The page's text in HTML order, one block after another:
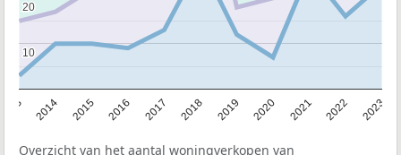
2014 2015 2016 2017 2018 2019 2020 2021 2022 2023
10
10
20
20
Overzicht van het aantal woningverkopen van